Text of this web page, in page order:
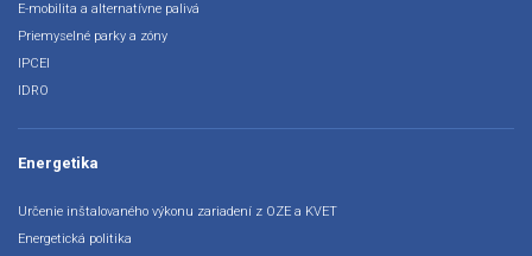
E-mobilita a alternatívne palivá
Priemyselné parky a zóny
IPCEI
IDRO
Energetika
Určenie inštalovaného výkonu zariadení z OZE a KVET
Energetická politika